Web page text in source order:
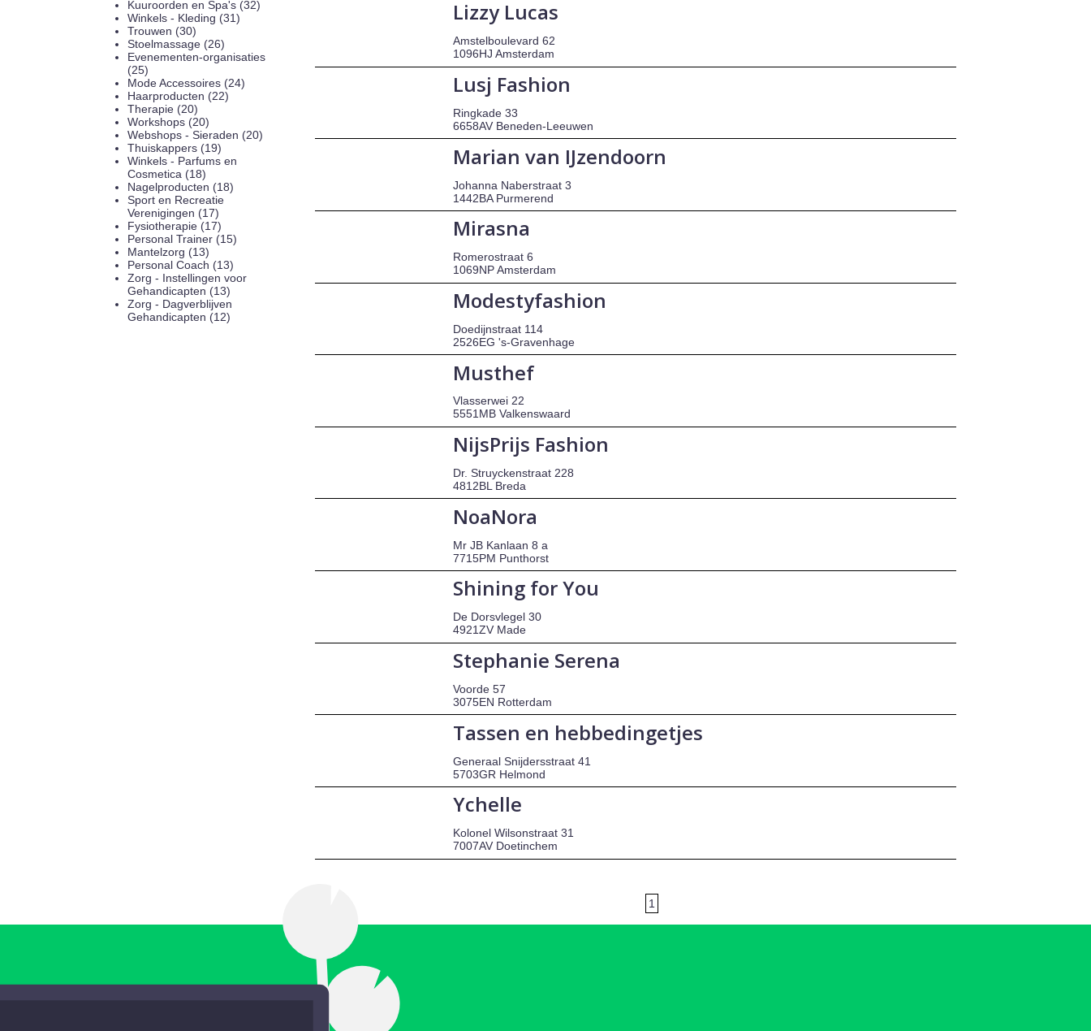
Kuuroorden en Spa's (32)
Winkels - Kleding (31)
Trouwen (30)
Stoelmassage (26)
Evenementen-organisaties
(25)
Mode Accessoires (24)
Haarproducten (22)
Therapie (20)
Workshops (20)
Webshops - Sieraden (20)
Thuiskappers (19)
Winkels - Parfums en
Cosmetica (18)
Nagelproducten (18)
Sport en Recreatie
Verenigingen (17)
Fysiotherapie (17)
Personal Trainer (15)
Mantelzorg (13)
Personal Coach (13)
Zorg - Instellingen voor
Gehandicapten (13)
Zorg - Dagverblijven
Gehandicapten (12)
Lizzy Lucas
Amstelboulevard 62
1096HJ Amsterdam
Lusj Fashion
Ringkade 33
6658AV Beneden-Leeuwen
Marian van IJzendoorn
Johanna Naberstraat 3
1442BA Purmerend
Mirasna
Romerostraat 6
1069NP Amsterdam
Modestyfashion
Doedijnstraat 114
2526EG 's-Gravenhage
Musthef
Vlasserwei 22
5551MB Valkenswaard
NijsPrijs Fashion
Dr. Struyckenstraat 228
4812BL Breda
NoaNora
Mr JB Kanlaan 8 a
7715PM Punthorst
Shining for You
De Dorsvlegel 30
4921ZV Made
Stephanie Serena
Voorde 57
3075EN Rotterdam
Tassen en hebbedingetjes
Generaal Snijdersstraat 41
5703GR Helmond
Ychelle
Kolonel Wilsonstraat 31
7007AV Doetinchem
1